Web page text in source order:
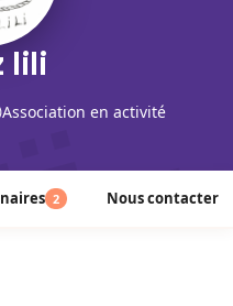
lili
Association en activité
2 Nous contacter